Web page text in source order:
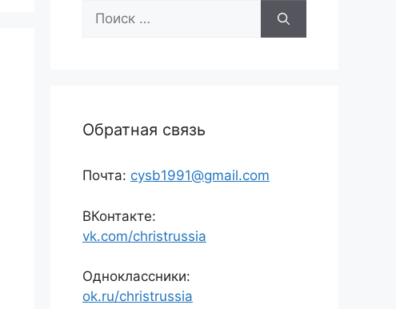
Поиск:
Обратная связь
Почта: cysb1991@gmail.com
ВКонтакте:
vk.com/christrussia
Одноклассники:
ok.ru/christrussia